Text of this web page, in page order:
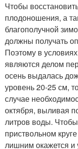
Чтобы
плодоношения, а
благополучной
должны получать
Поэтому в
являются делом
осень выдалась
уровень 20-25 см,
случае
октября, выливая
литров воды.
приствольном
лишним окажется